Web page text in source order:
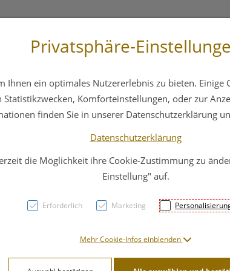
Hautpflege Familie
Privatsphäre-
Ihnen ein optimales Nutzererlebnis zu bieten. Einige
Komforteinstellungen, oder zur
finden Sie in unserer Datenschutzerklärung
Datenschutzerklärung
die Möglichkeit ihre Cookie-Zustimmung zu
Einstellung" auf.
Erforderlich Marketing
Mehr Cookie-Infos einblenden